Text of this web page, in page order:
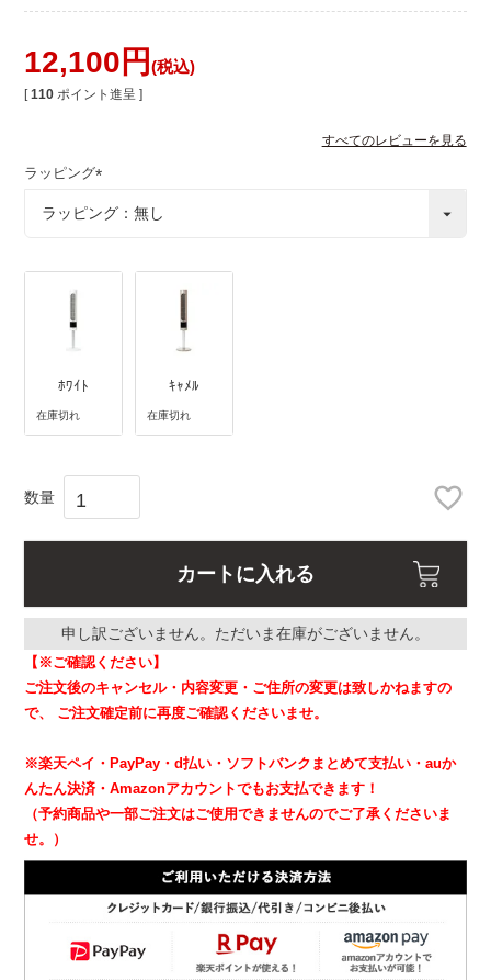
12,100 税込
[ 110 ポイント進呈 ]
すべてのレビューを見る
ラッピング
必
ﾎﾜｲﾄ
在庫切れ
ｷｬﾒﾙ
在庫切れ
カートに入れる
申し訳ございません。ただいま在庫がございません。
【※ご確認ください】
ご注文後のキャンセル・内容変更・ご住所の変更は致しかねますの
で、
ご注文確定前に再度ご確認くださいませ。
※楽天ペイ・PayPay・d払い・ソフトバンクまとめて支払い・auか
んたん決済・Amazonアカウントでもお支払できます！
（予約商品や一部ご注文はご使用できませんのでご了承くださいま
せ。）